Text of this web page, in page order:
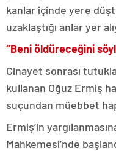
kanlar içinde yere
uzaklaştığı anlar yer
“Beni öldüreceğini
Cinayet sonrası
kullanan Oğuz Ermiş
suçundan müebbet
Ermiş’in
Mahkemesi’nde